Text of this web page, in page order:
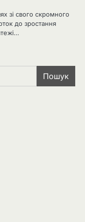
зі свого скромного
до зростання
Пошук